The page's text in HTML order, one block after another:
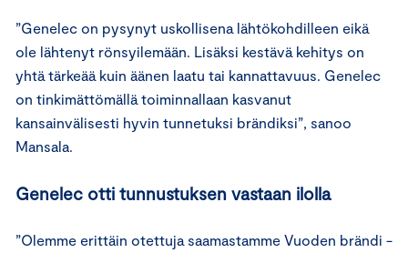
”Genelec on pysynyt uskollisena lähtökohdilleen eikä
ole lähtenyt rönsyilemään. Lisäksi kestävä kehitys on
yhtä tärkeää kuin äänen laatu tai kannattavuus. Genelec
on tinkimättömällä toiminnallaan kasvanut
kansainvälisesti hyvin tunnetuksi brändiksi”, sanoo
Mansala.
Genelec otti tunnustuksen vastaan ilolla
”Olemme erittäin otettuja saamastamme Vuoden brändi -